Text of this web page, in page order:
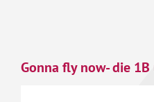
Gonna fly now- die